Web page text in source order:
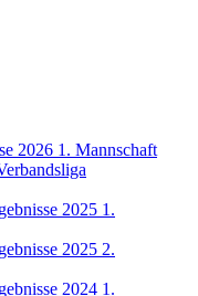
2026 1. Mannschaft
2025 1.
2025 2.
2024 1.